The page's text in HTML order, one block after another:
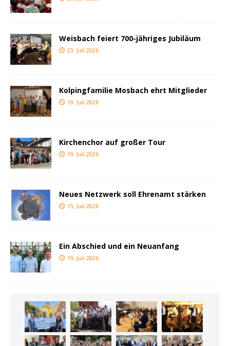
Weisbach feiert 700-jähriges Jubiläum
23. Juli 2026
Kolpingfamilie Mosbach ehrt Mitglieder
19. Juli 2026
Kirchenchor auf großer Tour
19. Juli 2026
Neues Netzwerk soll Ehrenamt stärken
15. Juli 2026
Ein Abschied und ein Neuanfang
15. Juli 2026